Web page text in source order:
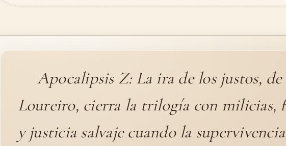
Apocalipsis Z: La ira de los justos,
Loureiro, cierra la trilogía con milicias,
y justicia salvaje cuando la